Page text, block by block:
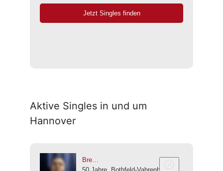
Aktive Singles in und um
Hannover